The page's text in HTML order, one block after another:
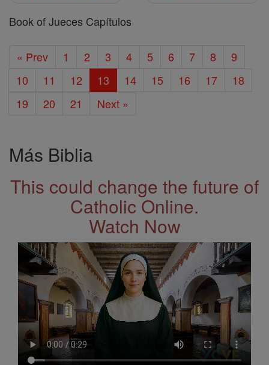
Book of Jueces Capítulos
« Prev 1 2 3 4 5 6 7 8
9
10
11 12 13 14 15 16 17
18
19
20 21 Next »
Más Biblia
This could change the future of
Catholic Online.
Watch Now